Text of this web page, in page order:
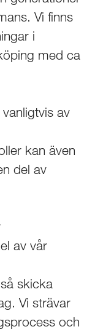
Vi finns
i
med ca
av
kan även
del av
av vår
skicka
Vi strävar
och